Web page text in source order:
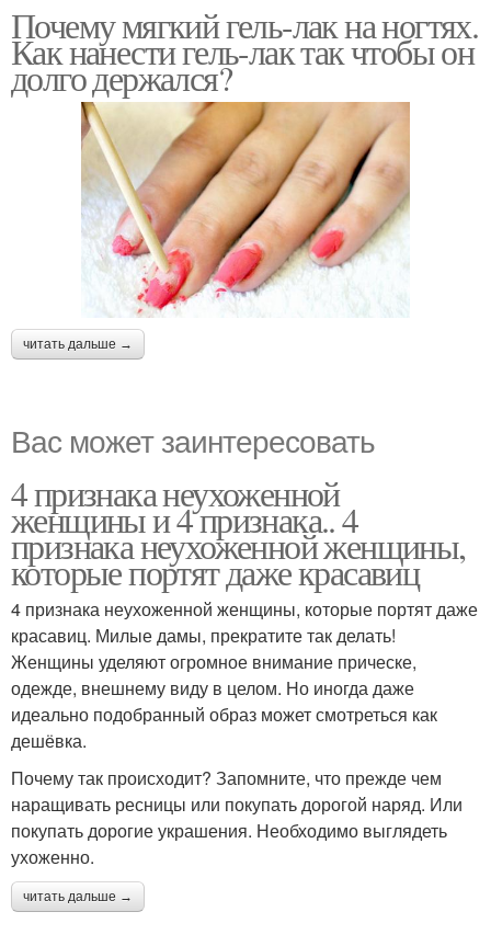
Почему мягкий гель-лак на ногтях.
Как нанести гель-лак так чтобы он
долго держался?
читать дальше →
Вас может заинтересовать
4 признака неухоженной
женщины и 4 признака.. 4
признака неухоженной женщины,
которые портят даже красавиц
4 признака неухоженной женщины, которые портят даже
красавиц. Милые дамы, прекратите так делать!
Женщины уделяют огромное внимание прическе,
одежде, внешнему виду в целом. Но иногда даже
идеально подобранный образ может смотреться как
дешёвка.
Почему так происходит? Запомните, что прежде чем
наращивать ресницы или покупать дорогой наряд. Или
покупать дорогие украшения. Необходимо выглядеть
ухоженно.
читать дальше →